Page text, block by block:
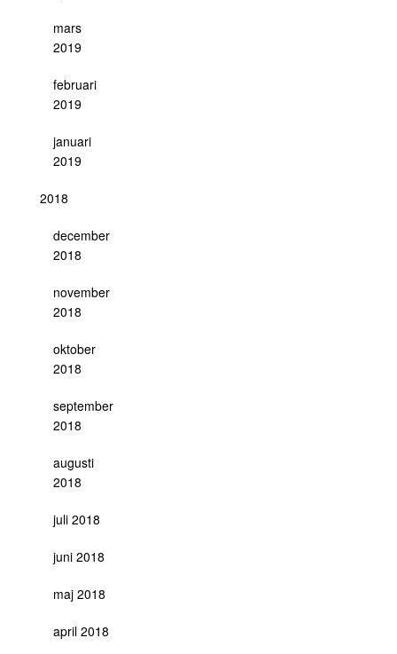
mars
2019
februari
2019
januari
2019
2018
december
2018
november
2018
oktober
2018
september
2018
augusti
2018
juli 2018
juni 2018
maj 2018
april 2018